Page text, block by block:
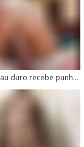
Cachorro de pau duro recebe punheta gostosa da dona tarada